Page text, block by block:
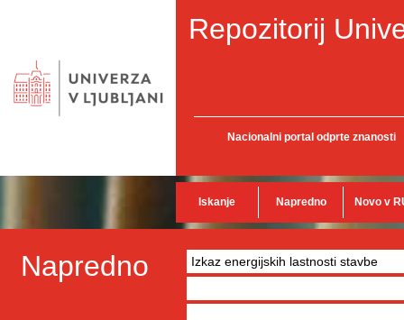
Repozitorij
Nacionalni portal odprte znanosti
Iskanje Napredno Novo v
Napredno